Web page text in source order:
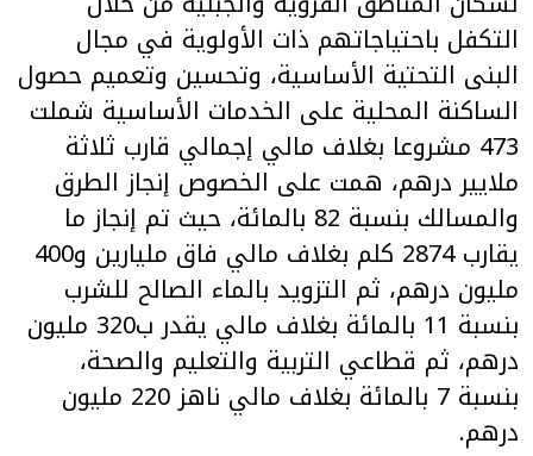
التكفل باحتياجاتهم ذات الأولوية في مجال
البنى التحتية الأساسية، وتحسين وتعميم حصول
الساكنة المحلية على الخدمات الأساسية شملت
473 مشروعا بغلاف مالي إجمالي قارب ثلاثة
ملايير درهم، همت على الخصوص إنجاز الطرق
والمسالك بنسبة 82 بالمائة، حيث تم إنجاز ما
يقارب 2874 كلم بغلاف مالي فاق مليارين و400
مليون درهم، ثم التزويد بالماء الصالح للشرب
بنسبة 11 بالمائة بغلاف مالي يقدر ب320 مليون
درهم، ثم قطاعي التربية والتعليم والصحة،
بنسبة 7 بالمائة بغلاف مالي ناهز 220 مليون
درهم.